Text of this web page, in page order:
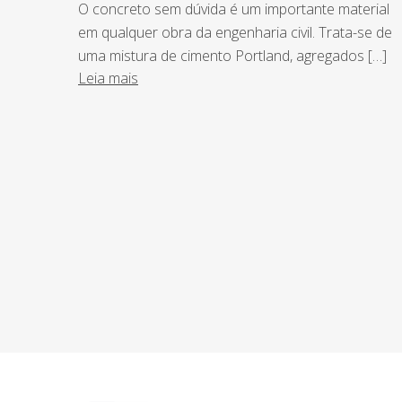
O concreto sem dúvida é um importante material
em qualquer obra da engenharia civil. Trata-se de
uma mistura de cimento Portland, agregados […]
Leia mais